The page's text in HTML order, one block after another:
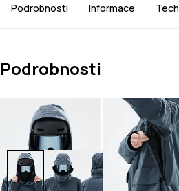
Podrobnosti Informace Tech
Podrobnosti